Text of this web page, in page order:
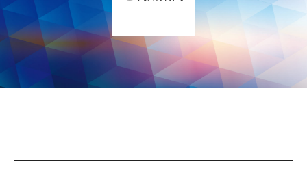
施工実績
お申込み/お問合せ